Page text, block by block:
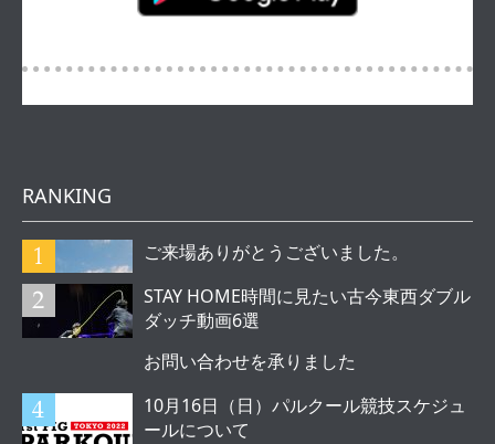
RANKING
ご来場ありがとうございました。
STAY HOME時間に見たい古今東西ダブル
ダッチ動画6選
お問い合わせを承りました
10月16日（日）パルクール競技スケジュ
ールについて